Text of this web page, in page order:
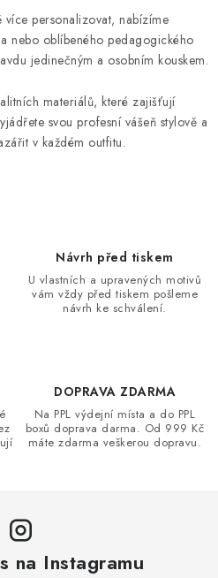
více personalizovat, nabízíme
nebo oblíbeného pedagogického
jedinečným a osobním kouskem.
materiálů, které zajišťují
svou profesní vášeň stylově a
v každém outfitu.
Návrh před tiskem
U vlastních a upravených motivů
vám vždy před tiskem pošleme
návrh ke schválení.
DOPRAVA ZDARMA
Na PPL výdejní místa a do PPL
boxů doprava darma. Od 999 Kč
máte zdarma veškerou dopravu.
na Instagramu